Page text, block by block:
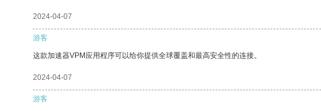
2024-04-07
游客
这款加速器VPM应用程序可以给你提供全球覆盖和最高安全性的连接。
2024-04-07
游客